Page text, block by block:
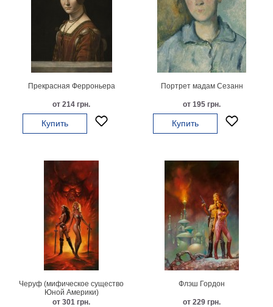
размеров
Прекрасная Ферроньера
от 214 грн.
Купить
Портрет мадам Сезанн
от 195 грн.
Купить
Черуф (мифическое существо
Юной Америки)
от 301 грн.
Флэш Гордон
от 229 грн.